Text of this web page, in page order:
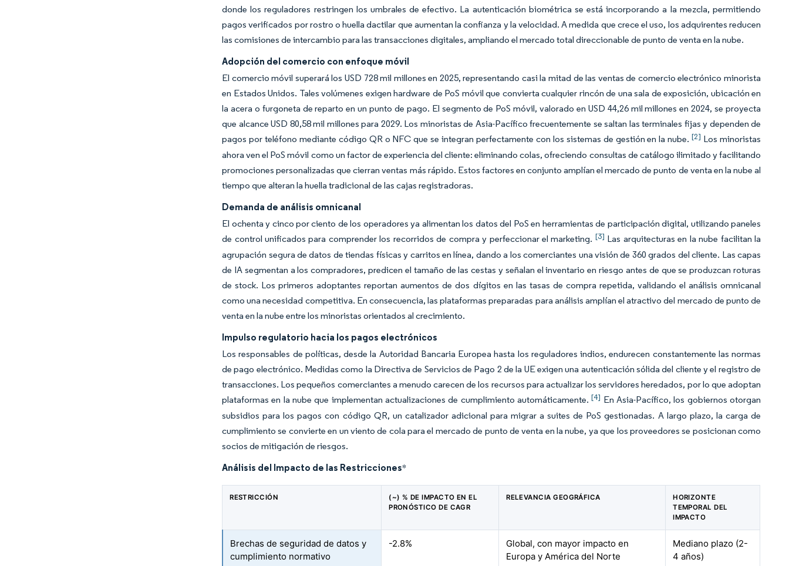
donde los reguladores restringen los umbrales de efectivo. La autenticación biométrica se está incorporando a la mezcla, permitiendo
pagos verificados por rostro o huella dactilar que aumentan la confianza y la velocidad. A medida que crece el uso, los adquirentes reducen
las comisiones de intercambio para las transacciones digitales, ampliando el mercado total direccionable de punto de venta en la nube.
Adopción del comercio con enfoque móvil
El comercio móvil superará los USD 728 mil millones en 2025, representando casi la mitad de las ventas de comercio electrónico minorista
en Estados Unidos. Tales volúmenes exigen hardware de PoS móvil que convierta cualquier rincón de una sala de exposición, ubicación en
la acera o furgoneta de reparto en un punto de pago. El segmento de PoS móvil, valorado en USD 44,26 mil millones en 2024, se proyecta
que alcance USD 80,58 mil millones para 2029. Los minoristas de Asia-Pacífico frecuentemente se saltan las terminales fijas y dependen de
pagos por teléfono mediante código QR o NFC que se integran perfectamente con los sistemas de gestión en la nube.[2] Los minoristas
ahora ven el PoS móvil como un factor de experiencia del cliente: eliminando colas, ofreciendo consultas de catálogo ilimitado y facilitando
promociones personalizadas que cierran ventas más rápido. Estos factores en conjunto amplían el mercado de punto de venta en la nube al
tiempo que alteran la huella tradicional de las cajas registradoras.
Demanda de análisis omnicanal
El ochenta y cinco por ciento de los operadores ya alimentan los datos del PoS en herramientas de participación digital, utilizando paneles
de control unificados para comprender los recorridos de compra y perfeccionar el marketing. [3] Las arquitecturas en la nube facilitan la
agrupación segura de datos de tiendas físicas y carritos en línea, dando a los comerciantes una visión de 360 grados del cliente. Las capas
de IA segmentan a los compradores, predicen el tamaño de las cestas y señalan el inventario en riesgo antes de que se produzcan roturas
de stock. Los primeros adoptantes reportan aumentos de dos dígitos en las tasas de compra repetida, validando el análisis omnicanal
como una necesidad competitiva. En consecuencia, las plataformas preparadas para análisis amplían el atractivo del mercado de punto de
venta en la nube entre los minoristas orientados al crecimiento.
Impulso regulatorio hacia los pagos electrónicos
Los responsables de políticas, desde la Autoridad Bancaria Europea hasta los reguladores indios, endurecen constantemente las normas
de pago electrónico. Medidas como la Directiva de Servicios de Pago 2 de la UE exigen una autenticación sólida del cliente y el registro de
transacciones. Los pequeños comerciantes a menudo carecen de los recursos para actualizar los servidores heredados, por lo que adoptan
plataformas en la nube que implementan actualizaciones de cumplimiento automáticamente.[4] En Asia-Pacífico, los gobiernos otorgan
subsidios para los pagos con código QR, un catalizador adicional para migrar a suites de PoS gestionadas. A largo plazo, la carga de
cumplimiento se convierte en un viento de cola para el mercado de punto de venta en la nube, ya que los proveedores se posicionan como
socios de mitigación de riesgos.
Análisis del Impacto de las Restricciones*
RESTRICCIÓN
(~) % DE IMPACTO EN EL
PRONÓSTICO DE CAGR
RELEVANCIA GEOGRÁFICA
HORIZONTE
TEMPORAL DEL
IMPACTO
Brechas de seguridad de datos y
cumplimiento normativo
-2.8%
Global, con mayor impacto en
Europa y América del Norte
Mediano plazo (2-
4 años)